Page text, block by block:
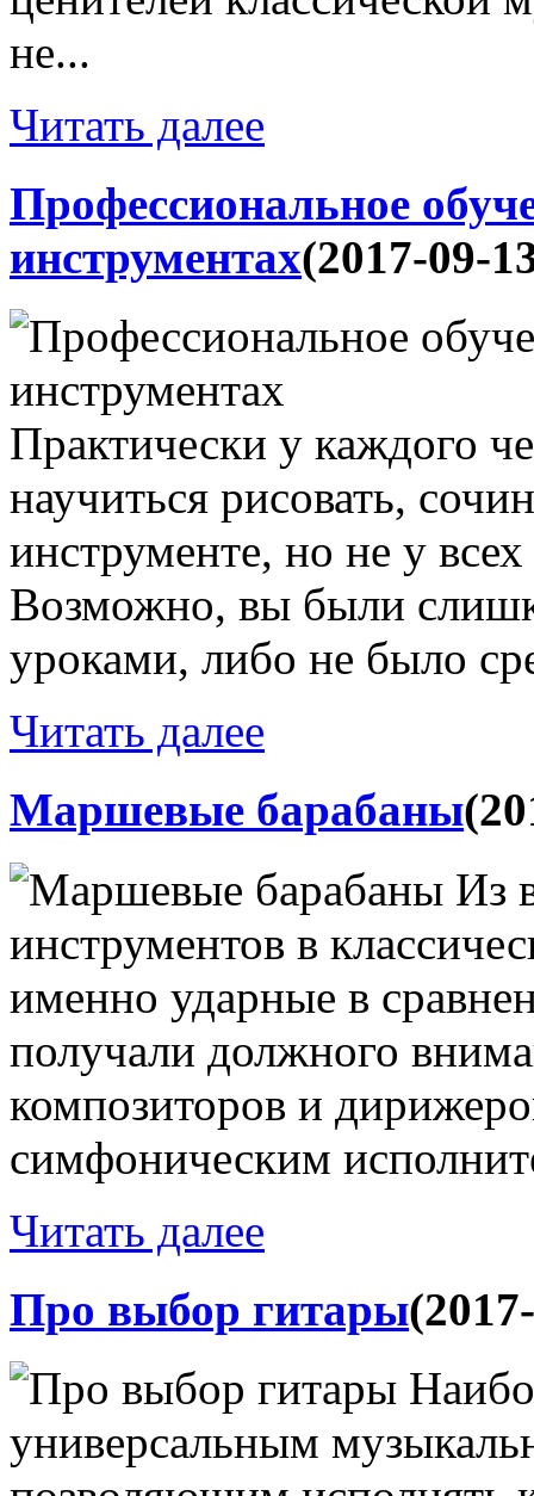
не...
Читать далее
Профессиональное
инструментах(2017-09-
Практически у каждого
научиться рисовать,
инструменте, но не у
Возможно, вы были
уроками, либо не было
Читать далее
Маршевые барабаны
Из
инструментов в
именно ударные в
получали должного
композиторов и
симфоническим
Читать далее
Про выбор гитары
универсальным